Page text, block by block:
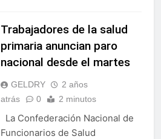
Trabajadores de la salud
primaria anuncian paro
nacional desde el martes
GELDRY
2 años
atrás
0 2 minutos
La Confederación Nacional de
Funcionarios de Salud